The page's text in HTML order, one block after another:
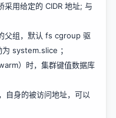
用给定的 CIDR 地址; 与
组，默认 fs cgroup 驱
为 system.slice ；
）时，集群键值数据库
身的被访问地址，可以